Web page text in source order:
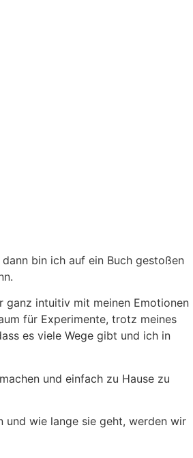
bin ich auf ein Buch gestoßen
ganz intuitiv mit meinen Emotionen
für Experimente, trotz meines
es viele Wege gibt und ich in
und einfach zu Hause zu
und wie lange sie geht, werden wir